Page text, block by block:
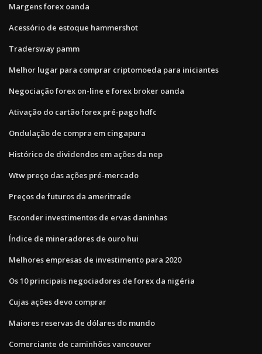
Margens forex oanda
Acessório de estoque hammershot
Tradersway pamm
Melhor lugar para comprar criptomoeda para iniciantes
Negociação forex on-line e forex broker oanda
Ativação do cartão forex pré-pago hdfc
Ondulação de compra em cingapura
Histórico de dividendos em ações da nep
Wtw preço das ações pré-mercado
Preços de futuros da ameritrade
Esconder investimentos de ervas daninhas
Índice de mineradores de ouro hui
Melhores empresas de investimento para 2020
Os 10 principais negociadores de forex da nigéria
Cujas ações devo comprar
Maiores reservas de dólares do mundo
Comerciante de caminhões vancouver